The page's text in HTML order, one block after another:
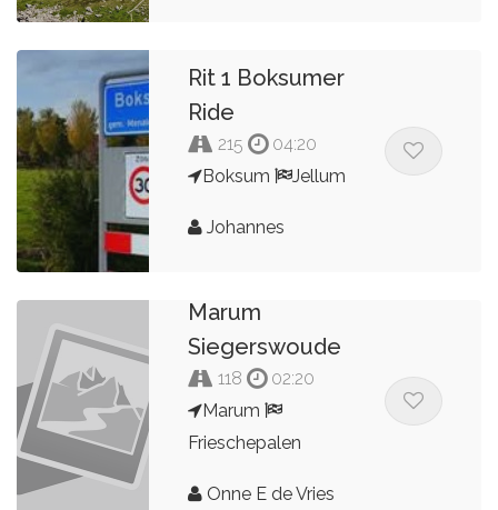
Rit 1 Boksumer
Ride
215
04:20
Boksum
Jellum
Johannes
Marum
Siegerswoude
118
02:20
Marum
Frieschepalen
Onne E de Vries